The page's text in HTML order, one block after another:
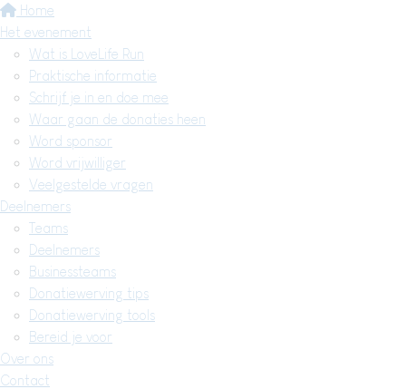
Home
Het evenement
Wat is LoveLife Run
Praktische informatie
Schrijf je in en doe mee
Waar gaan de donaties heen
Word sponsor
Word vrijwilliger
Veelgestelde vragen
Deelnemers
Teams
Deelnemers
Businessteams
Donatiewerving tips
Donatiewerving tools
Bereid je voor
Over ons
Contact